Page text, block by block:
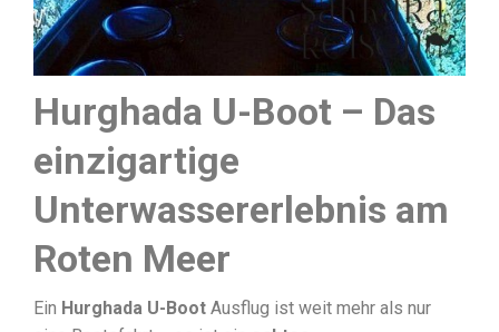
Hurghada U-Boot – Das
einzigartige
Unterwassererlebnis am
Roten Meer
Ein Hurghada U-Boot Ausflug ist weit mehr als nur